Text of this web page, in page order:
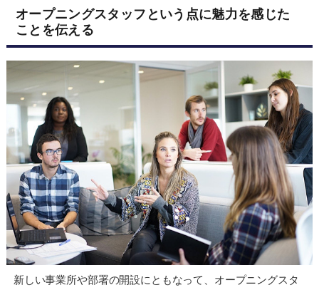
オープニングスタッフという点に魅力を感じた
ことを伝える
新しい事業所や部署の開設にともなって、オープニングスタ